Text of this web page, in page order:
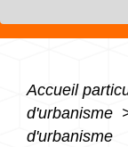
Accueil
d'urbanisme
d'urbanisme